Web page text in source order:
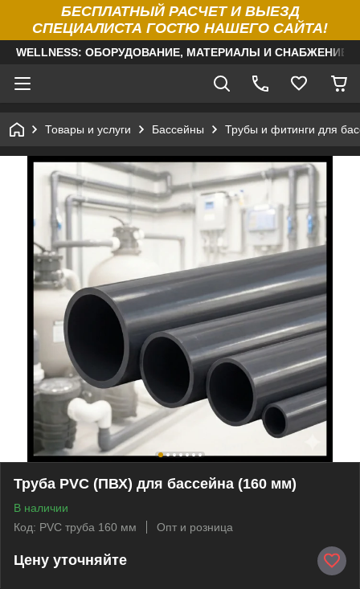
БЕСПЛАТНЫЙ РАСЧЕТ И ВЫЕЗД
СПЕЦИАЛИСТА ГОСТЮ НАШЕГО САЙТА!
WELLNESS: ОБОРУДОВАНИЕ, МАТЕРИАЛЫ И
Товары и услуги Бассейны Трубы и фитинги для
Труба PVC (ПВХ) для бассейна (160 мм)
В наличии
Код: PVC труба 160 мм
Опт и розница
Цену уточняйте